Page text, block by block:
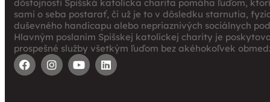
dôstojnosti Spišská katolícka charita pomáha ľuďom,
sami o seba postarať, či už je to v dôsledku starnutia,
duševného handicapu alebo nepriaznivých sociálnych
Hlavným poslaním Spišskej katolíckej charity je
prospešné služby všetkým ľuďom bez akéhokoľvek